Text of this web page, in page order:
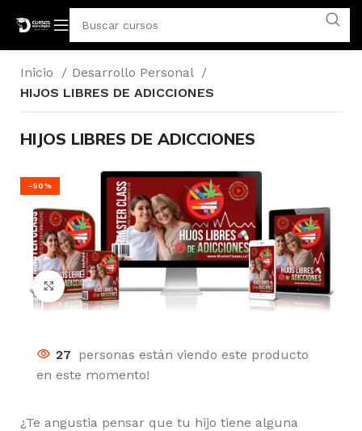
Inicio
Desarrollo Personal
HIJOS LIBRES DE ADICCIONES
HIJOS LIBRES DE ADICCIONES
-50%
Click para agrandar
27 personas están viendo este producto
en este momento!
¿Te angustia pensar que tu hijo tiene alguna